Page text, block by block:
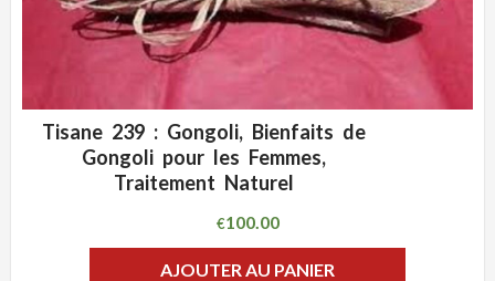
ADD WISHLIST
Tisane 239 : Gongoli, Bienfaits de
Gongoli pour les Femmes,
Traitement Naturel
€100.00
AJOUTER AU PANIER